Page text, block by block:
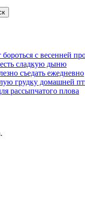
с весенней
сладкую дыню
съедать ежедневно
грудку домашней
рассыпчатого плова